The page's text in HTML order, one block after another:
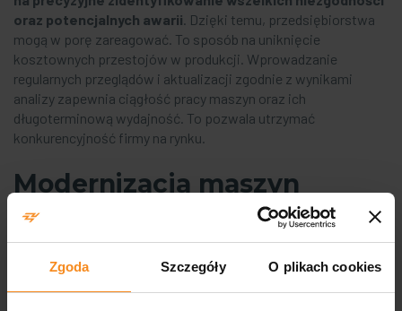
Zgoda Szczegóły O plikach cookies
oraz potencjalnych awarii . Dzięki temu, przedsiębiorstwa
mogą w porę zareagować. To sposób na uniknięcie
kosztownych przestojów w produkcji. Wprowadzanie
regularnych przeglądów i aktualizacji zgodnie z wynikami
analizy zapewnia ciągłość pracy maszyn oraz ich
długoterminową wydajność. To pozwala utrzymać
konkurencyjność firmy na rynku.
Modernizacja maszyn
i konserwacja
W naszym zakresie działania znajduje się modernizacja